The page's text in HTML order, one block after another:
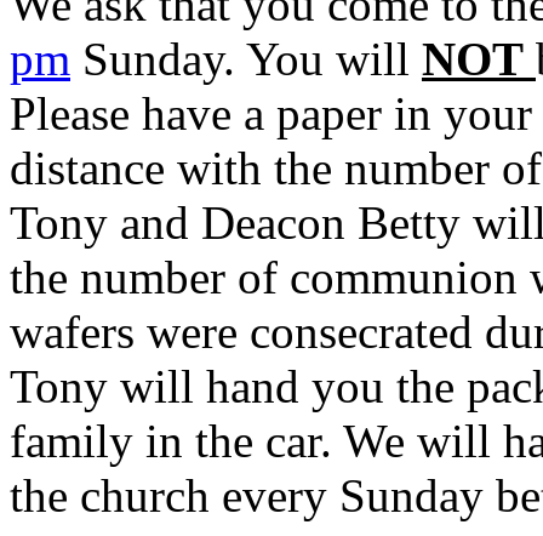
pm Sunday. You will NOT
Please have a paper in
distance with the number
Tony and Deacon Betty
the number of communion
wafers were consecrated
Tony will hand you the
family in the car. We will
the church every Sunday